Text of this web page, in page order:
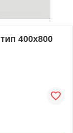
400х800